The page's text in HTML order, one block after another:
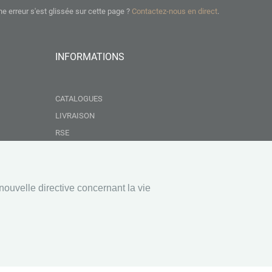
directive concernant la vie
erreur s'est glissée sur cette page ? Contactez-nous en direct.
INFORMATIONS
CATALOGUES
LIVRAISON
RSE
CONDITIONS GÉNÉRALES DE VENTE